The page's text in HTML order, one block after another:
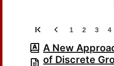
1 2 3 4
A New
of Discrete